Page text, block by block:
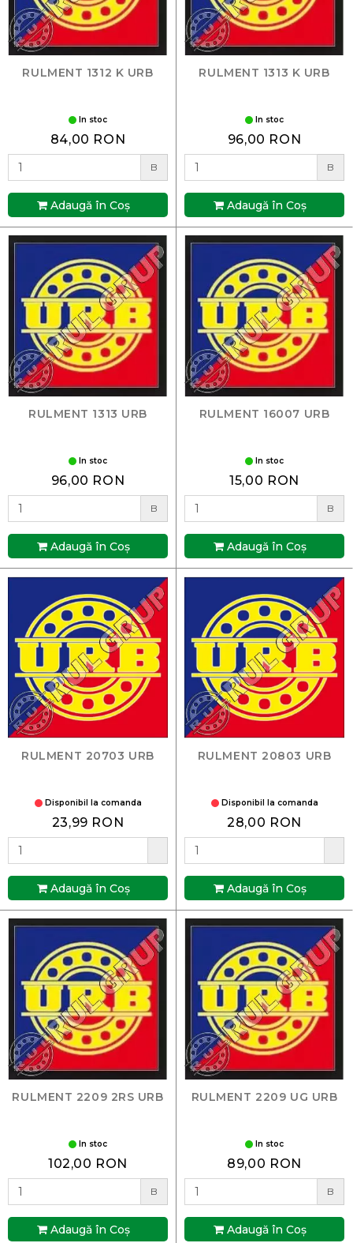
RULMENT 1312 K URB
In stoc
84,00 RON
B
Adaugă în Coş
RULMENT 1313 K URB
In stoc
96,00 RON
B
Adaugă în Coş
RULMENT 1313 URB
In stoc
96,00 RON
B
Adaugă în Coş
RULMENT 16007 URB
In stoc
15,00 RON
B
Adaugă în Coş
RULMENT 20703 URB
Disponibil la comanda
23,99 RON
Adaugă în Coş
RULMENT 20803 URB
Disponibil la comanda
28,00 RON
Adaugă în Coş
RULMENT 2209 2RS URB
In stoc
102,00 RON
B
Adaugă în Coş
RULMENT 2209 UG URB
In stoc
89,00 RON
B
Adaugă în Coş